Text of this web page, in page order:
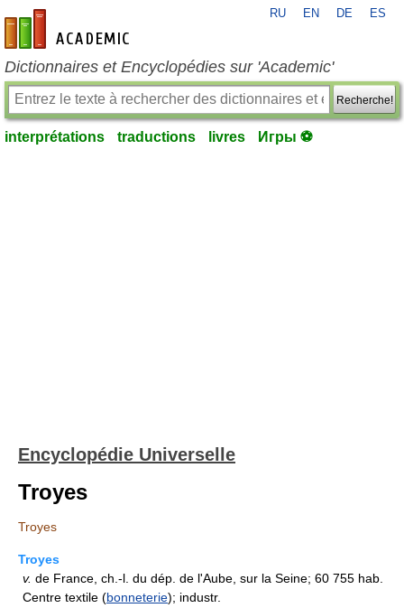
fr-academic.com
RU EN DE ES
Dictionnaires et Encyclopédies sur 'Academic'
Recherche!
interprétations traductions livres Игры ⚽
Encyclopédie Universelle
Troyes
Troyes
Troyes
v. de France, ch.-l. du dép. de l'Aube, sur la Seine; 60 755 hab.
Centre textile (bonneterie); industr.